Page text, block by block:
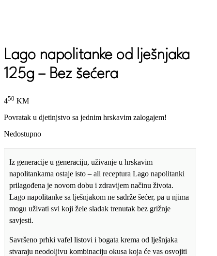
Lago napolitanke od lješnjaka
125g – Bez šećera
450 KM
Povratak u djetinjstvo sa jednim hrskavim zalogajem!
Nedostupno
Iz generacije u generaciju, uživanje u hrskavim
napolitankama ostaje isto – ali receptura Lago napolitanki
prilagođena je novom dobu i zdravijem načinu života.
Lago napolitanke sa lješnjakom ne sadrže šećer, pa u njima
mogu uživati svi koji žele sladak trenutak bez grižnje
savjesti.
Savršeno prhki vafel listovi i bogata krema od lješnjaka
stvaraju neodoljivu kombinaciju okusa koja će vas osvojiti